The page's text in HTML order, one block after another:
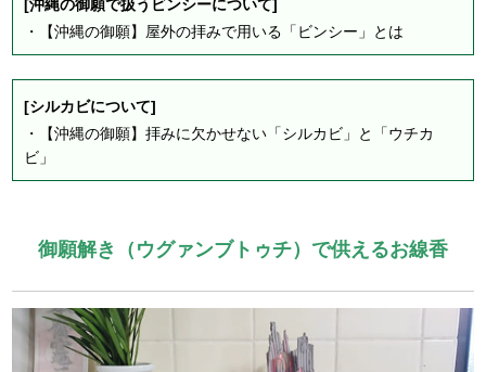
[沖縄の御願で扱うビンシーについて]
・
【沖縄の御願】屋外の拝みで用いる「ビンシー」とは
[シルカビについて]
・
【沖縄の御願】拝みに欠かせない「シルカビ」と「ウチカ
ビ」
御願解き（ウグァンブトゥチ）で供えるお線香